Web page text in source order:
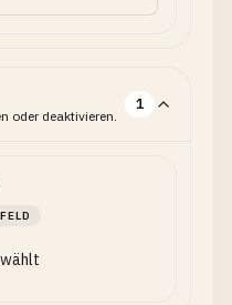
oder deaktivieren.
1